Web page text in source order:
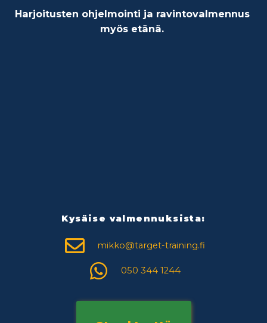
Harjoitusten ohjelmointi ja ravintovalmennus
myös etänä.
Kysäise valmennuksista:
mikko@target-training.fi
050 344 1244